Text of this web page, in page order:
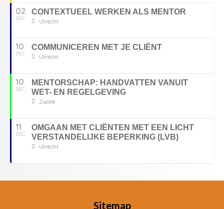
02
DEC
CONTEXTUEEL WERKEN ALS MENTOR
Utrecht
10
DEC
COMMUNICEREN MET JE CLIËNT
Utrecht
10
DEC
MENTORSCHAP: HANDVATTEN VANUIT
WET- EN REGELGEVING
Zwolle
11
DEC
OMGAAN MET CLIËNTEN MET EEN LICHT
VERSTANDELIJKE BEPERKING (LVB)
Utrecht
Sitemap